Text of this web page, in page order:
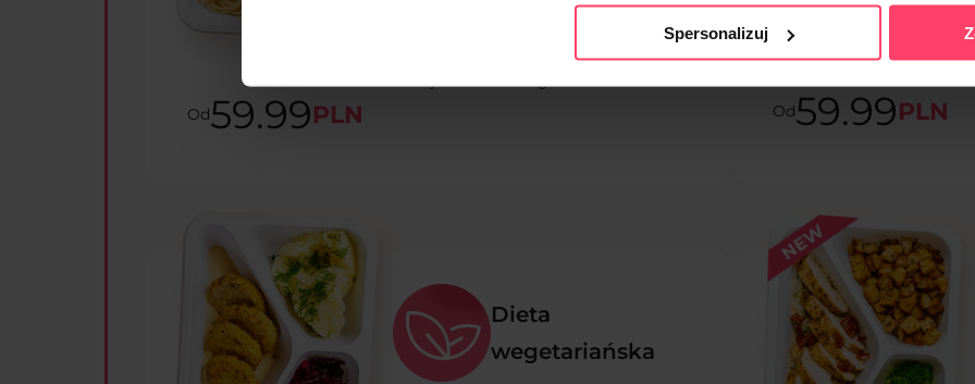
Spersonalizuj
Od59.99PLN
ograniczyć spożycie mięsa. Bogactwo
Od59.99PLN
Dieta
wegetariańska